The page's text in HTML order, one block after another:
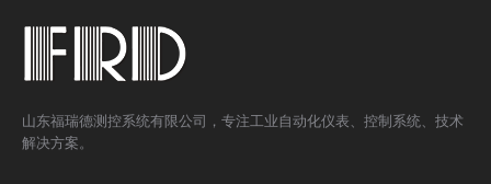
山东福瑞德测控系统有限公司，专注工业自动化仪表、控制系统、技术
解决方案。